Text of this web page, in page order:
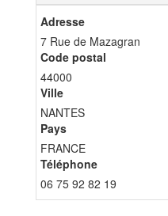
Adresse
7 Rue de Mazagran
Code postal
44000
Ville
NANTES
Pays
FRANCE
Téléphone
06 75 92 82 19